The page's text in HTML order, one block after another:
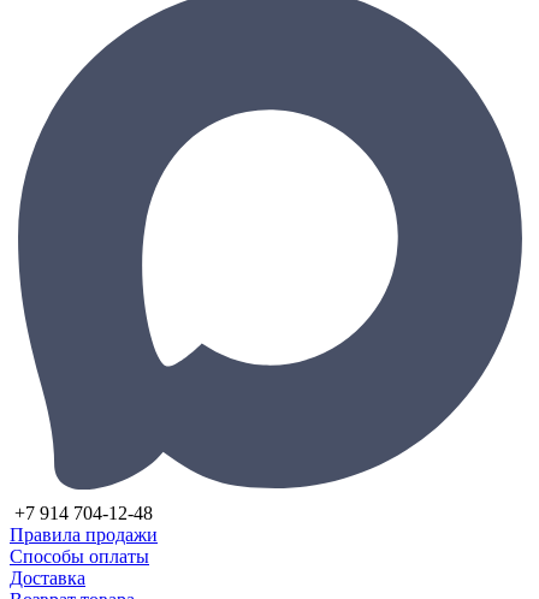
+7 914 704-12-48
Правила продажи
Способы оплаты
Доставка